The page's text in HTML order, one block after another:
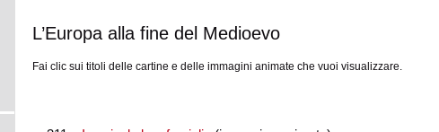
L’Europa alla fine del Medioevo
Fai clic sui titoli delle cartine e delle immagini animate che vuoi visualizzare.